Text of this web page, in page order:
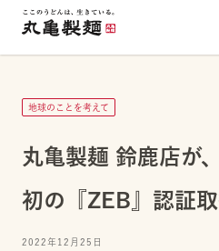
地球のことを考えて
丸亀製麺 鈴鹿店が
初の『ZEB』認証
2022年12月25日